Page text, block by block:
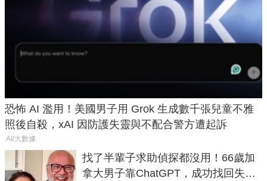
恐怖 AI 濫用！美國男子用 Grok 生成數千張兒童不雅
照後自殺，xAI 因防護失靈與不配合警方遭起訴
AI/大數據
找了半輩子求助偵探都沒用！66歲加
拿大男子靠ChatGPT，成功找回失散